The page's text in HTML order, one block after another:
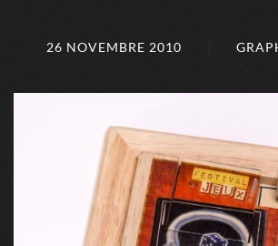
26 NOVEMBRE 2010